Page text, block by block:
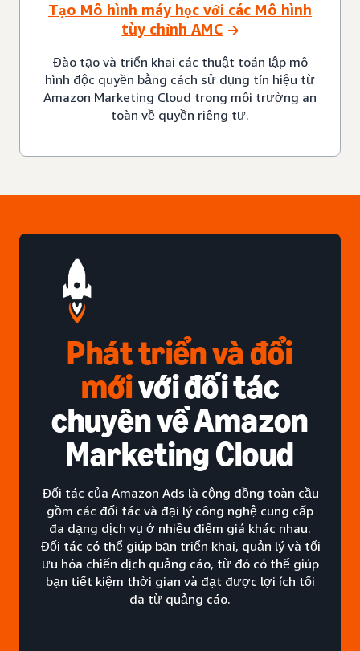
Tạo Mô hình máy học với các Mô hình
tùy chỉnh AMC
Đào tạo và triển khai các thuật toán lập mô
hình độc quyền bằng cách sử dụng tín hiệu từ
Amazon Marketing Cloud trong môi trường an
toàn về quyền riêng tư.
Phát triển và đổi
mớivới đối tác
chuyên về Amazon
Marketing Cloud
Đối tác của Amazon Ads là cộng đồng toàn cầu
gồm các đối tác và đại lý công nghệ cung cấp
đa dạng dịch vụ ở nhiều điểm giá khác nhau.
Đối tác có thể giúp bạn triển khai, quản lý và tối
ưu hóa chiến dịch quảng cáo, từ đó có thể giúp
bạn tiết kiệm thời gian và đạt được lợi ích tối
đa từ quảng cáo.